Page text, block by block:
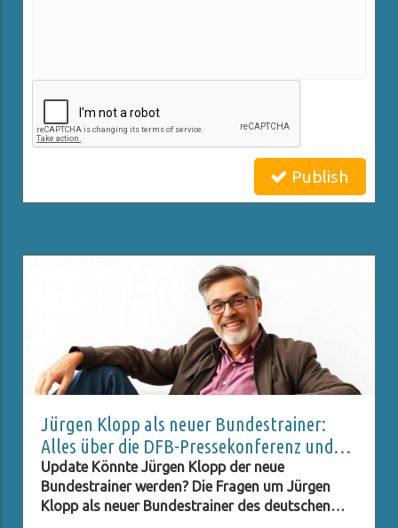
Publish
Jürgen Klopp als neuer Bundestrainer:
Alles über die DFB-Pressekonferenz und
Live-Stream
Update Könnte Jürgen Klopp der neue
Bundestrainer werden? Die Fragen um Jürgen
Klopp als neuer Bundestrainer des deutschen